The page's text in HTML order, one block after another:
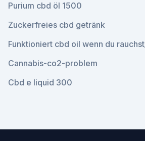
Purium cbd öl 1500
Zuckerfreies cbd getränk
Funktioniert cbd oil wenn du rauchst_
Cannabis-co2-problem
Cbd e liquid 300